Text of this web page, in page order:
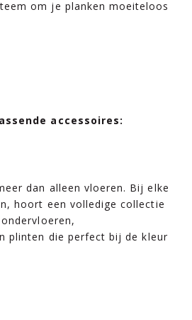
om je planken moeiteloos
accessoires:
dan alleen vloeren. Bij elke
hoort een volledige collectie
plinten die perfect bij de kleur